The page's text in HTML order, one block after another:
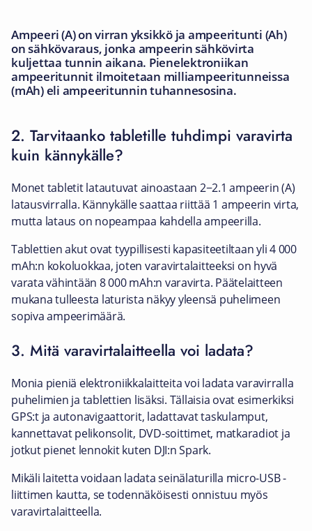
Ampeeri (A) on virran yksikkö ja ampeeritunti (Ah)
on sähkövaraus, jonka ampeerin sähkövirta
kuljettaa tunnin aikana. Pienelektroniikan
ampeeritunnit ilmoitetaan milliampeeritunneissa
(mAh) eli ampeeritunnin tuhannesosina.
2. Tarvitaanko tabletille tuhdimpi varavirta
kuin kännykälle?
Monet tabletit latautuvat ainoastaan 2−2.1 ampeerin (A)
latausvirralla. Kännykälle saattaa riittää 1 ampeerin virta,
mutta lataus on nopeampaa kahdella ampeerilla.
Tablettien akut ovat tyypillisesti kapasiteetiltaan yli 4 000
mAh:n kokoluokkaa, joten varavirtalaitteeksi on hyvä
varata vähintään 8 000 mAh:n varavirta. Päätelaitteen
mukana tulleesta laturista näkyy yleensä puhelimeen
sopiva ampeerimäärä.
3. Mitä varavirtalaitteella voi ladata?
Monia pieniä elektroniikkalaitteita voi ladata varavirralla
puhelimien ja tablettien lisäksi. Tällaisia ovat esimerkiksi
GPS:t ja autonavigaattorit, ladattavat taskulamput,
kannettavat pelikonsolit, DVD-soittimet, matkaradiot ja
jotkut pienet lennokit kuten DJI:n Spark.
Mikäli laitetta voidaan ladata seinälaturilla micro-USB -
liittimen kautta, se todennäköisesti onnistuu myös
varavirtalaitteella.